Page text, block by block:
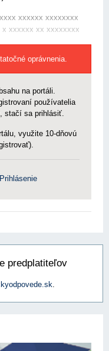
xxxxxx xxxxxxxx
xxxxxx xx xxxxxxxx
oprávnenia.
na portáli.
používatelia
stačí sa prihlásiť.
využite 10-dňovú
Prihlásenie
predplatiteľov
.